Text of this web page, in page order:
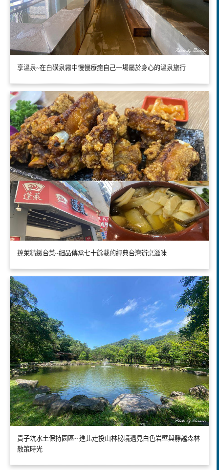
享溫泉~在白磺泉霧中慢慢療癒自己一場屬於身心的溫泉旅行
蓬萊精緻台菜~細品傳承七十餘載的經典台灣辦桌滋味
貴子坑水土保持園區~ 進北走投山林秘境遇見白色岩壁與靜謐森林
散策時光